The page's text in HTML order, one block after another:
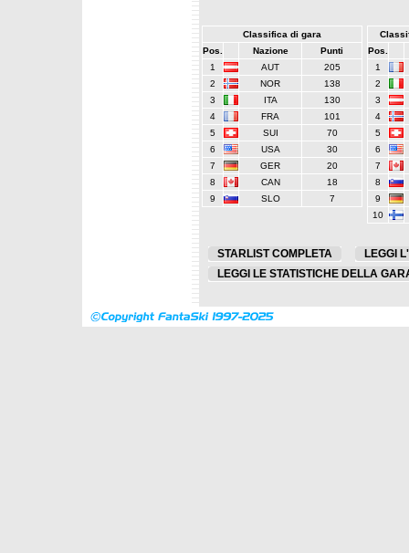
Classifica di gara
Pos.
Nazione
Punti
1
AUT
205
2
NOR
138
3
ITA
130
4
FRA
101
5
SUI
70
6
USA
30
7
GER
20
8
CAN
18
9
SLO 7
Pos.
1
2
3
4
5
6
7
8
9
10
STARLIST COMPLETA
LEGGI
LEGGI LE STATISTICHE DELLA